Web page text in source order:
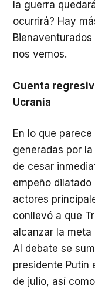
la guerra
ocurrirá? Hay
nos vemos.
Cuenta
Ucrania
En lo que
generadas por
de cesar
empeño
actores
conllevó a que
alcanzar la meta
Al debate se
presidente Putin
de julio, así